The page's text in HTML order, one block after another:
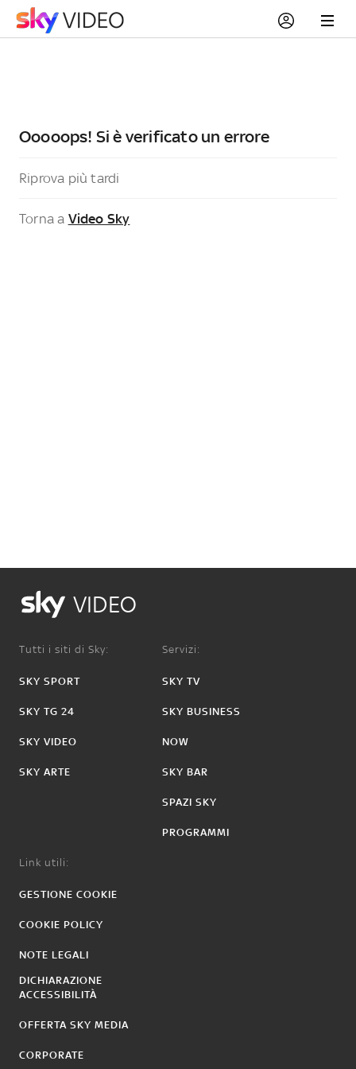
Ooooops! Si è verificato un errore
Riprova più tardi
Torna a Video Sky
VIDEO
Tutti i siti di Sky:
SKY SPORT
SKY TG 24
SKY VIDEO
SKY ARTE
Servizi:
SKY TV
SKY BUSINESS
NOW
SKY BAR
SPAZI SKY
PROGRAMMI
Link utili:
GESTIONE COOKIE
COOKIE POLICY
NOTE LEGALI
DICHIARAZIONE
ACCESSIBILITÀ
OFFERTA SKY MEDIA
CORPORATE